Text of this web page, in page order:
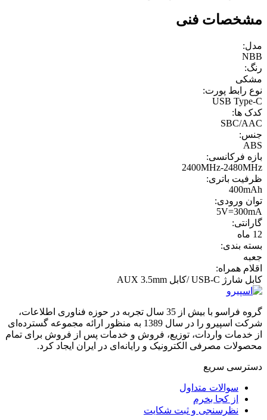
مشخصات فنی
مدل:
NBB
رنگ:
مشکی
نوع رابط پورت:
USB Type-C
کدک ها:
SBC/AAC
جنس:
ABS
بازه فرکانسی:
2400MHz-2480MHz
ظرفیت باتری:
400mAh
توان ورودی:
5V=300mA
گارانتی:
12 ماه
بسته بندی:
جعبه
اقلام همراه:
کابل شارژ USB‑C /کابل AUX 3.5mm
گروه فراسو با بیش از 35 سال تجربه در حوزه فناوری اطلاعات،
شرکت اسپیرو را در سال 1389 به منظور ارائه مجموعه گسترده‌ای
از خدمات واردات، توزیع، فروش و خدمات پس از فروش برای تمام
محصولات مصرفی الکترونیک و رایانه‌ای در ایران ایجاد کرد.
دسترسی‌ سریع
سوالات متداول
از کجا بخرم
نظرسنجی و ثبت شکایت